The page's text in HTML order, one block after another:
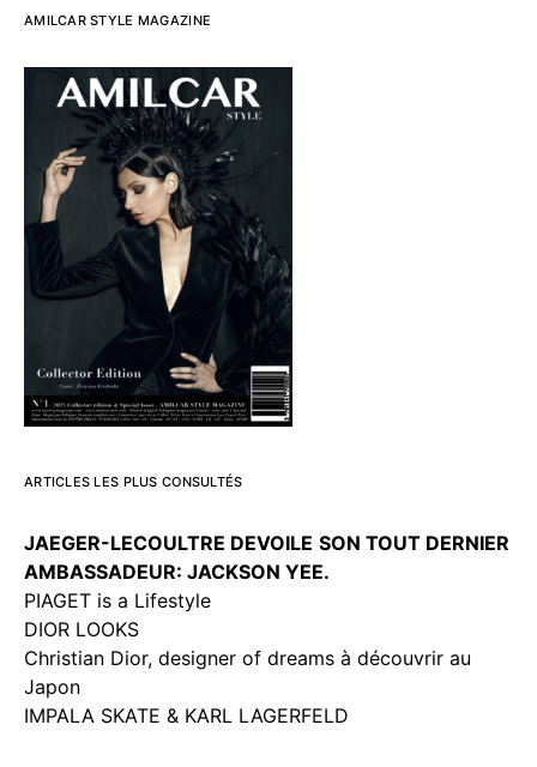
AMILCAR STYLE MAGAZINE
ARTICLES LES PLUS CONSULTÉS
JAEGER-LECOULTRE DEVOILE SON TOUT DERNIER
AMBASSADEUR: JACKSON YEE.
PIAGET is a Lifestyle
DIOR LOOKS
Christian Dior, designer of dreams à découvrir au
Japon
IMPALA SKATE & KARL LAGERFELD